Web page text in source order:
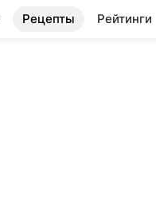
Рецепты Рейтинги